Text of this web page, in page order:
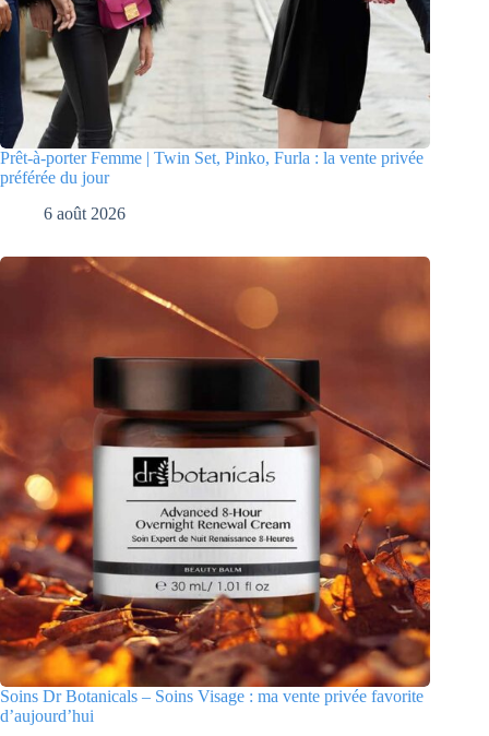
Prêt-à-porter Femme | Twin Set, Pinko, Furla : la vente privée
préférée du jour
6 août 2026
Soins Dr Botanicals – Soins Visage : ma vente privée favorite
d’aujourd’hui